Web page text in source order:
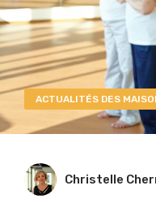
ACTUALITÉS DES
Christelle